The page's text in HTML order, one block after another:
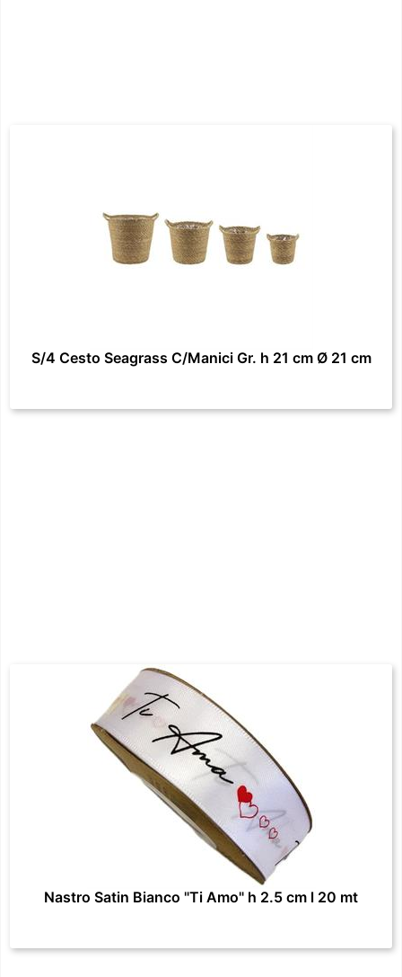
S/4 Cesto Seagrass C/Manici Gr. h 21 cm Ø 21 cm
Nastro Satin Bianco "Ti Amo" h 2.5 cm l 20 mt